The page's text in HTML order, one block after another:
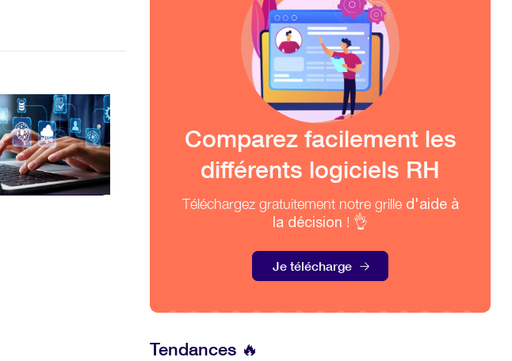
Comparez facilement les
différents logiciels RH
Téléchargez gratuitement notre grille d'aide à
la décision ! 👌
Je télécharge
Tendances 🔥